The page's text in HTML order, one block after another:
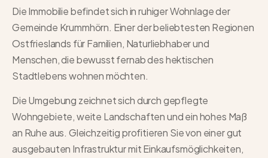
Die Immobilie befindet sich in ruhiger Wohnlage der
Gemeinde Krummhörn. Einer der beliebtesten Regionen
Ostfrieslands für Familien, Naturliebhaber und
Menschen, die bewusst fernab des hektischen
Stadtlebens wohnen möchten.
Die Umgebung zeichnet sich durch gepflegte
Wohngebiete, weite Landschaften und ein hohes Maß
an Ruhe aus. Gleichzeitig profitieren Sie von einer gut
ausgebauten Infrastruktur mit Einkaufsmöglichkeiten,